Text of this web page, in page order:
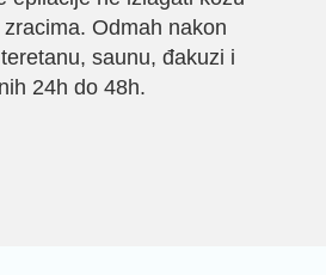
Odmah nakon
saunu, đakuzi i
24h do 48h.